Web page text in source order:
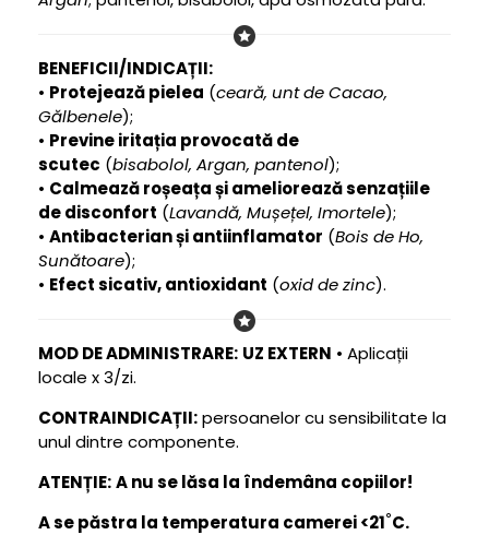
BENEFICII/INDICAȚII:
• Protejează pielea (ceară, unt de Cacao,
Gălbenele);
• Previne iritația provocată de
scutec (bisabolol, Argan, pantenol);
• Calmează roșeața și ameliorează senzațiile
de disconfort (Lavandă, Mușețel, Imortele);
• Antibacterian și antiinflamator (Bois de Ho,
Sunătoare);
• Efect sicativ, antioxidant (oxid de zinc).
MOD DE ADMINISTRARE: UZ EXTERN • Aplicații
locale x 3/zi.
CONTRAINDICAȚII:persoanelor cu sensibilitate la
unul dintre componente.
ATENȚIE:A nu se lăsa la îndemâna copiilor!
A se păstra la temperatura camerei <21˚C.